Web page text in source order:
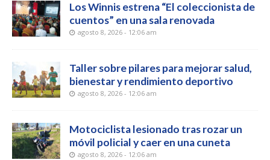
Los Winnis estrena “El coleccionista de
cuentos” en una sala renovada
agosto 8, 2026 - 12:06 am
Taller sobre pilares para mejorar salud,
bienestar y rendimiento deportivo
agosto 8, 2026 - 12:06 am
Motociclista lesionado tras rozar un
móvil policial y caer en una cuneta
agosto 8, 2026 - 12:06 am